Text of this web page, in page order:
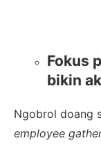
Fokus
bikin
Ngobrol doang
employee